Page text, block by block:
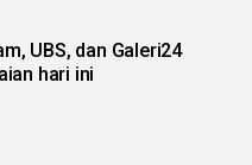
UBS, dan Galeri24
hari ini